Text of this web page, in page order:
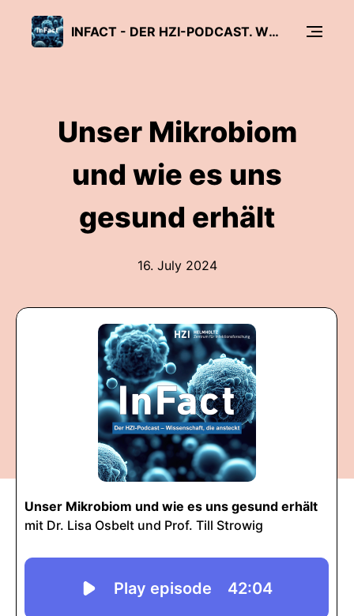
INFACT - DER HZI-PODCAST. WISSENSCHAFT, DIE ANSTECKT.
Unser Mikrobiom
und wie es uns
gesund erhält
16. July 2024